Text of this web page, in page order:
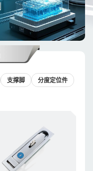
支撑脚
分度定位件